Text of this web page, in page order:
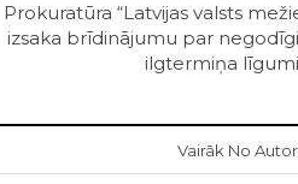
Prokuratūra “Latvijas valsts
izsaka brīdinājumu par
ilgtermiņa
Vairāk No